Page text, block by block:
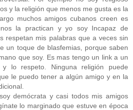
y la religión que menos me gusta es la
muchos amigos cubanos creen es
la practican y yo soy Incapaz de
respetan mis palabras que a veces sin
un toque de blasfemias, porque saben
que soy. Es mas tengo un link a un
lo respeto. Ninguna religión puede
le puedo tener a algún amigo y en la
demócrata y casi todos mis amigos
lo marginado que estuve en época